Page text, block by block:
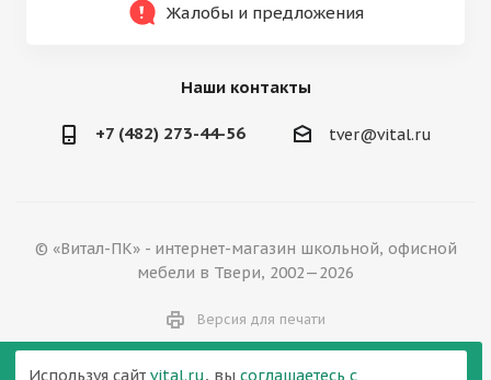
Жалобы и предложения
Наши контакты
+7 (482) 273-44-56 tver@vital.ru
© «Витал-ПК» - интернет-магазин школьной, офисной
мебели в Твери, 2002—2026
Версия для печати
Используя сайт vital.ru, вы соглашаетесь с